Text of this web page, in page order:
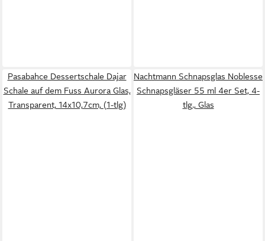
Pasabahce Dessertschale Dajar
Schale auf dem Fuss Aurora Glas,
Transparent, 14x10,7cm, (1-tlg)
Nachtmann Schnapsglas Noblesse
Schnapsgläser 55 ml 4er Set, 4-
tlg., Glas